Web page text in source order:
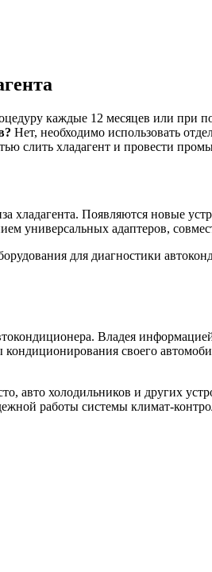
каждые 12 месяцев или при
Нет, необходимо использовать
слить хладагент и провести
хладагента. Появляются новые
универсальных адаптеров,
для диагностики
Владея
своего
авто холодильников и других
работы системы климат-